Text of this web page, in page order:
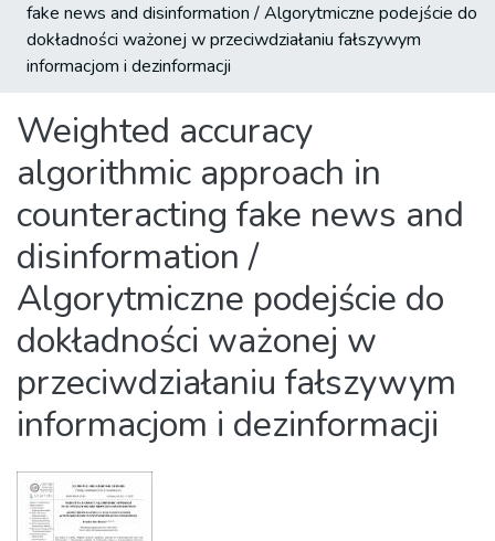
fake news and disinformation / Algorytmiczne podejście do
dokładności ważonej w przeciwdziałaniu fałszywym
informacjom i dezinformacji
Weighted accuracy
algorithmic approach in
counteracting fake news and
disinformation /
Algorytmiczne podejście do
dokładności ważonej w
przeciwdziałaniu fałszywym
informacjom i dezinformacji